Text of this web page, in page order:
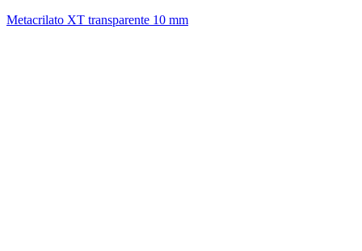
Metacrilato XT transparente 10 mm